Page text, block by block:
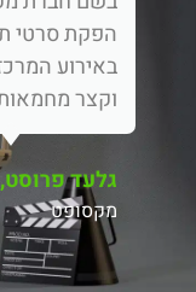
הפקת סרטי
וקצר
גלעד
מקסופט